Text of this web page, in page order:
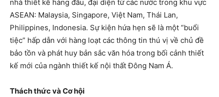
nhà thiết kế hàng đầu, đại diện từ các nước trong khu vực
ASEAN: Malaysia, Singapore, Việt Nam, Thái Lan,
Philippines, Indonesia. Sự kiện hứa hẹn sẽ là một “buổi
tiệc” hấp dẫn với hàng loạt các thông tin thú vị về chủ đề
bảo tồn và phát huy bản sắc văn hóa trong bối cảnh thiết
kế mới của ngành thiết kế nội thất Đông Nam Á.
Thách thức và Cơ hội